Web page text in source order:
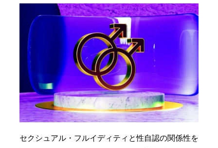
セクシュアル・フルイディティと性自認の関係性を